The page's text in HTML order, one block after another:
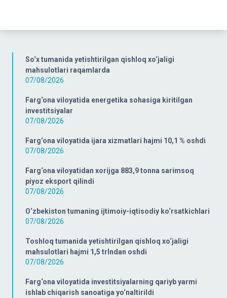
So‘x tumanida yetishtirilgan qishloq xo‘jaligi
mahsulotlari raqamlarda
07/08/2026
Farg‘ona viloyatida energetika sohasiga kiritilgan
investitsiyalar
07/08/2026
Farg‘ona viloyatida ijara xizmatlari hajmi 10,1 % oshdi
07/08/2026
Farg‘ona viloyatidan xorijga 883,9 tonna sarimsoq
piyoz eksport qilindi
07/08/2026
O‘zbekiston tumaning ijtimoiy-iqtisodiy ko‘rsatkichlari
07/08/2026
Toshloq tumanida yetishtirilgan qishloq xo‘jaligi
mahsulotlari hajmi 1,5 trlndan oshdi
07/08/2026
Farg‘ona viloyatida investitsiyalarning qariyb yarmi
ishlab chiqarish sanoatiga yo‘naltirildi